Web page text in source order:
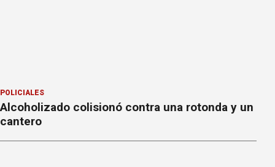
POLICIALES
Alcoholizado colisionó contra una rotonda y un
cantero